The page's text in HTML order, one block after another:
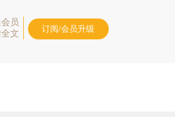
员
文
订阅/会员升级